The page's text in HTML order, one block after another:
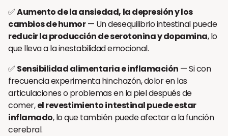
✅Aumento de la ansiedad, la depresión y los
cambios de humor— Un desequilibrio intestinal puede
reducir la producción de serotonina y dopamina, lo
que lleva a la inestabilidad emocional.
✅ Sensibilidad alimentaria e inflamación — Si con
frecuencia experimenta hinchazón, dolor en las
articulaciones o problemas en la piel después de
comer,el revestimiento intestinal puede estar
inflamado, lo que también puede afectar a la función
cerebral.